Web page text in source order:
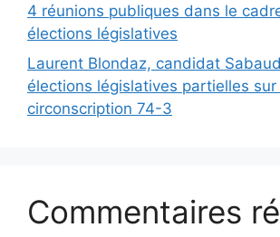
4 réunions publiques dans le
élections législatives
Laurent Blondaz, candidat
élections législatives partielles sur
circonscription 74-3
Commentaires